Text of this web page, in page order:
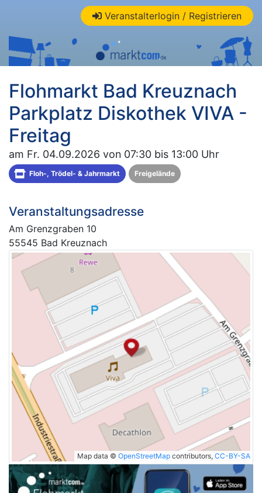
Veranstalterlogin / Registrieren
Flohmarkt Bad Kreuznach
Parkplatz Diskothek VIVA -
Freitag
am Fr. 04.09.2026 von 07:30 bis 13:00 Uhr
Floh-, Trödel- & Jahrmarkt Freigelände
Veranstaltungsadresse
Am Grenzgraben 10
55545 Bad Kreuznach
Map data © OpenStreetMap contributors, CC-BY-SA